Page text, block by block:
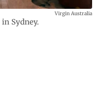
Sydney.
Virgin Australia